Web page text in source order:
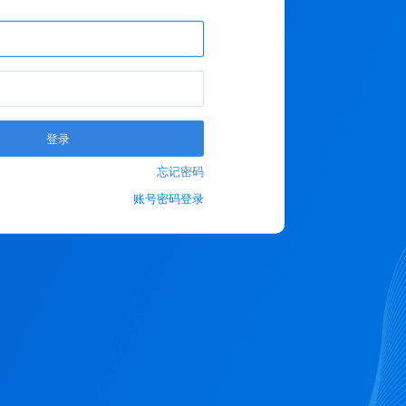
登录
忘记密码
账号密码登录